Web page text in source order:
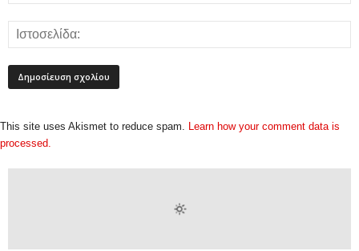
This site uses Akismet to reduce spam. Learn how your comment data is
processed.